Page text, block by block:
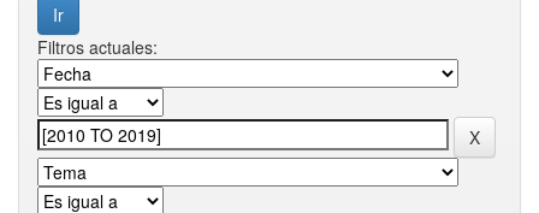
Filtros actuales: